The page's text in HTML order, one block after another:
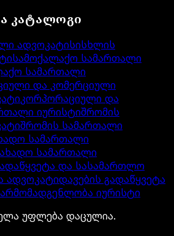
კატალოგი
ადვოკატისისხლის
სამოქალაქო სამართალი
სამართალი
და კომერციული
კორპორაციული და
იურისტიშრომის
შრომის სამართალი
სამართალი
სამართალი
და სასამართლო
ადვოკატიდავების გადაწყვეტა
იურისტი
უფლება დაცულია.